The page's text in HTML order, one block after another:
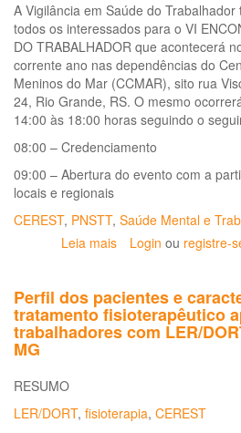
A Vigilância em Saúde do
todos os interessados para o VI
DO TRABALHADOR que acontecerá
corrente ano nas dependências do
Meninos do Mar (CCMAR), sito rua
24, Rio Grande, RS. O mesmo
14:00 às 18:00 horas seguindo o
08:00 – Credenciamento
09:00 – Abertura do evento com a
locais e regionais
CEREST, PNSTT, Saúde Mental e
Leia mais sobre
Municipal
em
Saúde
Rio
Grande-
Login ou registre-
Perfil dos pacientes e
tratamento fisioterapêutico
trabalhadores com LER/
MG
RESUMO
LER/DORT, fisioterapia, CEREST